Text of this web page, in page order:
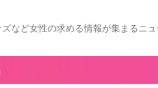
など女性の求める情報が集まるニュ